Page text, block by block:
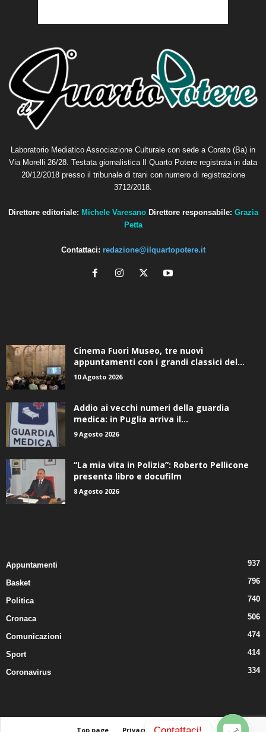
Laboratorio Mediatico Associazione Culturale con sede a Corato (Ba) in
Via Morelli 26/28. Testata giornalistica Il Quarto Potere registrata in data
20/12/2018 presso il tribunale di trani con numero di registrazione
3712/2018.
Direttore editoriale: Michele Varesano Direttore responsabile: Grazia
Petta
Contattaci: redazione@ilquartopotere.it
Cinema Fuori Museo, tre nuovi
appuntamenti con i grandi classici del...
10 Agosto 2026
Addio ai vecchi numeri della guardia
medica: in Puglia arriva il...
9 Agosto 2026
“La mia vita in Polizia”: Roberto Pellicone
presenta libro e docufilm
8 Agosto 2026
Appuntamenti 937
Basket 796
Politica 740
Cronaca 506
Comunicazioni 474
Sport 414
Coronavirus 334
Top page Privacy Contatti